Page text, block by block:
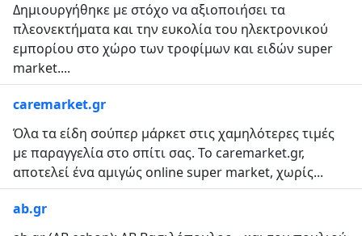
Δημιουργήθηκε με στόχο να αξιοποιήσει τα
πλεονεκτήματα και την ευκολία του ηλεκτρονικού
εμπορίου στο χώρο των τροφίμων και ειδών super
market....
caremarket.gr
Όλα τα είδη σούπερ μάρκετ στις χαμηλότερες τιμές
με παραγγελία στο σπίτι σας. Το caremarket.gr,
αποτελεί ένα αμιγώς online super market, χωρίς...
ab.gr